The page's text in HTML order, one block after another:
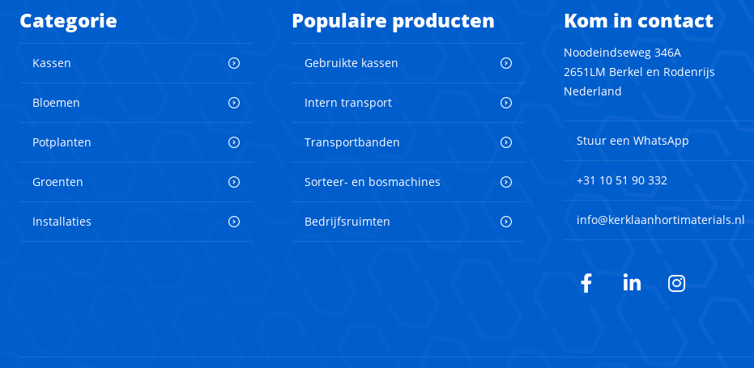
Categorie
Kassen
Bloemen
Potplanten
Groenten
Installaties
Populaire producten
Gebruikte kassen
Intern transport
Transportbanden
Sorteer- en bosmachines
Bedrijfsruimten
Kom in contact
Noodeindseweg 346A
2651LM Berkel en Rodenrijs
Nederland
Stuur een WhatsApp
+31 10 51 90 332
info@kerklaanhortimaterials.nl
Facebook
LinkedInInstagram